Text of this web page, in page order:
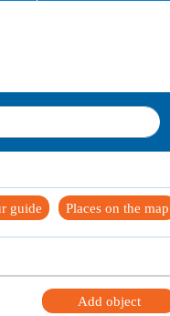
Places on the map
guide
Add object